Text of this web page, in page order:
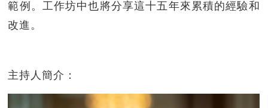
範例。工作坊中也將分享這十五年來累積的經驗和
改進。
主持人簡介：